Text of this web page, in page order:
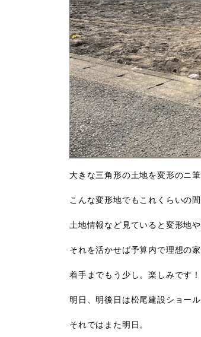
大きな三角形の土地を変形のニ
こんな変形地でもこれくらいの
土地情報など見ていると変形地
それを活かせば予算内で理想の
着手までもう少し。楽しみです！
明日、明後日は松尾建設ショー
それではまた明日。